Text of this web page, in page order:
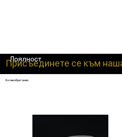
Лоялност
Присъединете се към
Великобритания